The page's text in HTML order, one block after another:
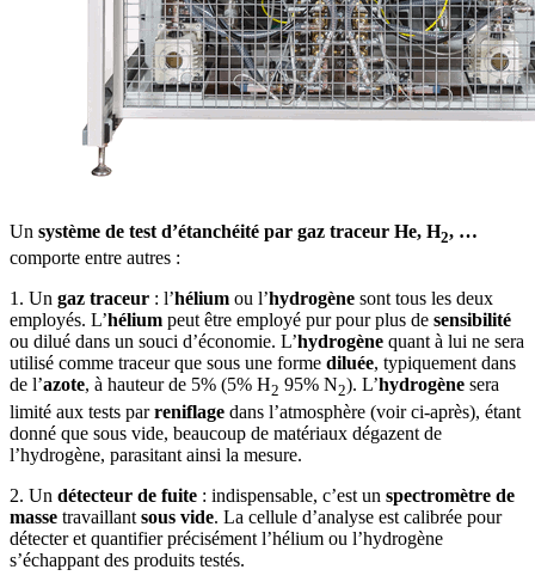
Un système de test d’étanchéité par gaz traceur He, H2, …
comporte entre autres :
1. Un gaz traceur : l’hélium ou l’hydrogène sont tous les deux
employés. L’hélium peut être employé pur pour plus de sensibilité
ou dilué dans un souci d’économie. L’hydrogène quant à lui ne sera
utilisé comme traceur que sous une forme diluée, typiquement dans
de l’azote, à hauteur de 5% (5% H2 95% N2). L’hydrogène sera
limité aux tests parreniflage dans l’atmosphère (voir ci-après), étant
donné que sous vide, beaucoup de matériaux dégazent de
l’hydrogène, parasitant ainsi la mesure.
2. Un détecteur de fuite : indispensable, c’est un spectromètre de
masse travaillant sous vide. La cellule d’analyse est calibrée pour
détecter et quantifier précisément l’hélium ou l’hydrogène
s’échappant des produits testés.